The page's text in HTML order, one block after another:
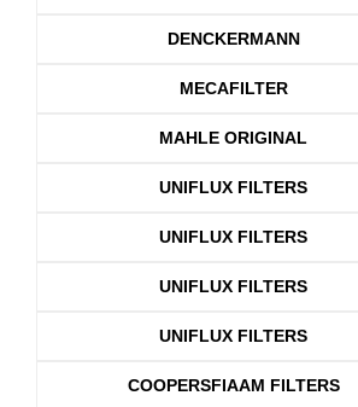
DENCKERMANN
MECAFILTER
MAHLE ORIGINAL
UNIFLUX FILTERS
UNIFLUX FILTERS
UNIFLUX FILTERS
UNIFLUX FILTERS
COOPERSFIAAM FILTERS